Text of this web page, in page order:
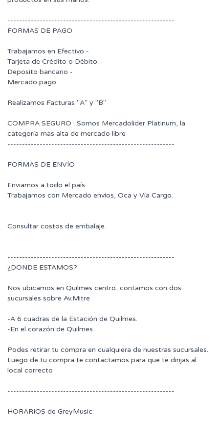
---------------------------------------------------------
FORMAS DE PAGO
Trabajamos en Efectivo -
Tarjeta de Crédito o Débito -
Deposito bancario -
Mercado pago
Realizamos Facturas "A" y "B"
COMPRA SEGURO : Somos Mercadolider Platinum, la
categoría mas alta de mercado libre
---------------------------------------------------------
FORMAS DE ENVÍO
Enviamos a todo el país
Trabajamos con Mercado envíos, Oca y Vía Cargo.
Consultar costos de embalaje.
---------------------------------------------------------
¿DONDE ESTAMOS?
Nos ubicamos en Quilmes centro, contamos con dos
sucursales sobre Av.Mitre
-A 6 cuadras de la Estación de Quilmes.
-En el corazón de Quilmes.
Podes retirar tu compra en cualquiera de nuestras sucursales.
Luego de tu compra te contactamos para que te dirijas al
local correcto
---------------------------------------------------------
HORARIOS de GreyMusic: